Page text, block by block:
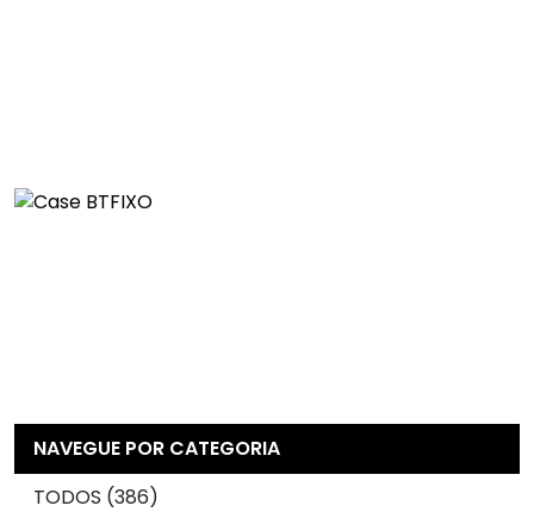
NAVEGUE POR CATEGORIA
TODOS (386)